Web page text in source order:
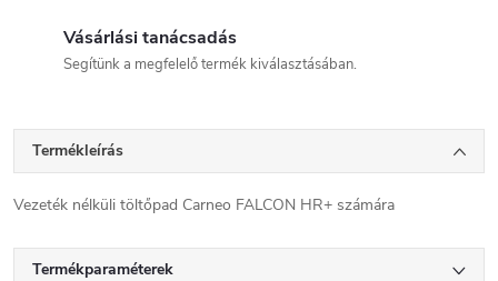
Vásárlási tanácsadás
Segítünk a megfelelő termék kiválasztásában.
Termékleírás
Vezeték nélküli töltőpad Carneo FALCON HR+ számára
Termékparaméterek